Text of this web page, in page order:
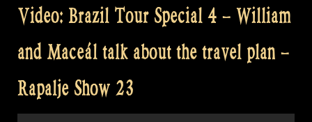
Video: Brazil Tour Special 4 – William
and Maceál talk about the travel plan –
Rapalje Show 23